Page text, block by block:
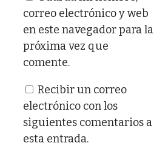
correo electrónico y web
en este navegador para la
próxima vez que
comente.
Recibir un correo
electrónico con los
siguientes comentarios a
esta entrada.